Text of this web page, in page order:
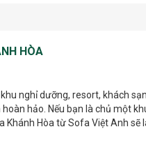
HÒA
nghỉ dưỡng, resort, khách
hảo. Nếu bạn là chủ một
Hòa từ Sofa Việt Anh sẽ